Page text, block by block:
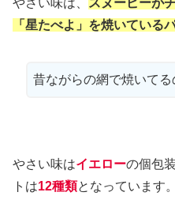
「星たべよ」を焼いている
昔ながらの網で焼いてる
やさい味はイエローの個包
トは12種類となっています。